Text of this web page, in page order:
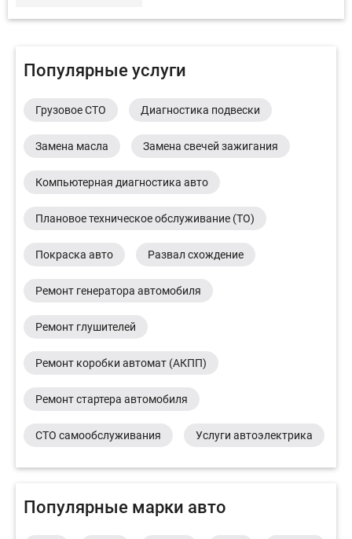
Популярные услуги
Грузовое СТО Диагностика подвески
Замена масла Замена свечей зажигания
Компьютерная диагностика авто
Плановое техническое обслуживание (ТО)
Покраска авто Развал схождение
Ремонт генератора автомобиля
Ремонт глушителей
Ремонт коробки автомат (АКПП)
Ремонт стартера автомобиля
СТО самообслуживания Услуги автоэлектрика
Популярные марки авто